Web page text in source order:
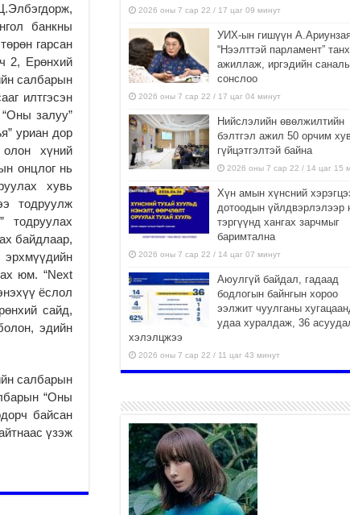
банкны
гарсан
2, Ерөнхий
салбарын
илтгэсэн
залуу”
уриан дор
хүний
онцлог нь
хувь
тодруулж
тодруулах
байдлаар,
юм. “Next
ёслол
сайд,
эдийн
салбарын
“Оны
байсан
үзэж
2026 оны 7 сар 22 / 17 цаг 09 минут
УИХ-ын гишүүн
“Нээлттэй парламент”
ажиллаж, иргэдийн
сонслоо
2026 оны 7 сар 22 / 17 цаг 04 минут
Нийслэлийн өвөлжилтийн
бэлтгэл ажил 50 орчим
гүйцэтгэлтэй байна
2026 оны 7 сар 22 / 14 цаг 15
Хүн амын хүнсний
дотоодын үйлдвэрлэлээр
тэргүүнд хангах зарчмыг
баримтална
2026 оны 7 сар 22 / 14 цаг 07 минут
Аюулгүй байдал, гадаад
бодлогын байнгын хороо
ээлжит чуулганы
удаа хуралдаж, 36
хэлэлцжээ
2026 оны 7 сар 22 / 11 цаг 43 минут
боломжтой-Хүүхэд
төв” байгуулах төсөлд төр,
хувийн хэвшлийн түншлэлийн хүрээнд
ажиллахыг урьж байна
2026 оны 7 сар 22 / 9 цаг 28 минут
Б.Пүрэвдагва: “Урт цагаан”-
залуучууд чөлөөт цагаа